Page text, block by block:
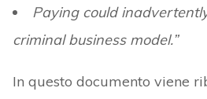
Paying could
criminal business model.”
In questo documento viene